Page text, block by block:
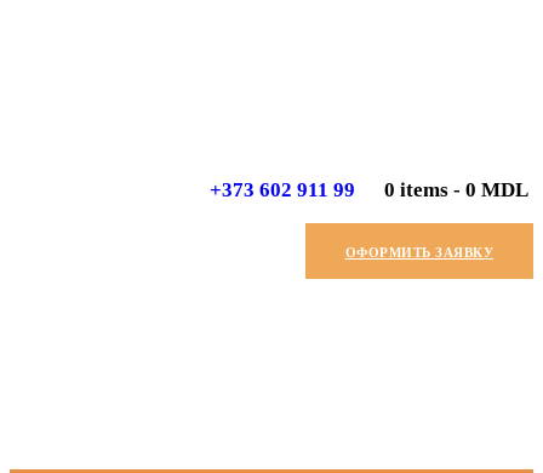
+373 602 911 99 0 items - 0 MDL
ОФОРМИТЬ ЗАЯВКУ